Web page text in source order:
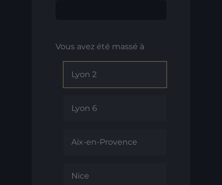
Vous avez été massé à
Lyon 2
Lyon 6
Aix-en-Provence
Nice